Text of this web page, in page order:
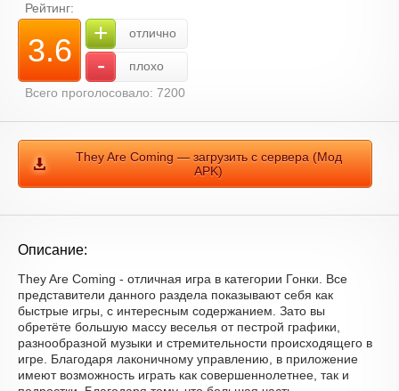
Рейтинг:
3.6 + отлично
-
плохо
Всего проголосовало: 7200
They Are Coming — загрузить с сервера (Мод
APK)
Описание:
They Are Coming - отличная игра в категории Гонки. Все
представители данного раздела показывают себя как
быстрые игры, с интересным содержанием. Зато вы
обретёте большую массу веселья от пестрой графики,
разнообразной музыки и стремительности происходящего в
игре. Благодаря лаконичному управлению, в приложение
имеют возможность играть как совершеннолетнее, так и